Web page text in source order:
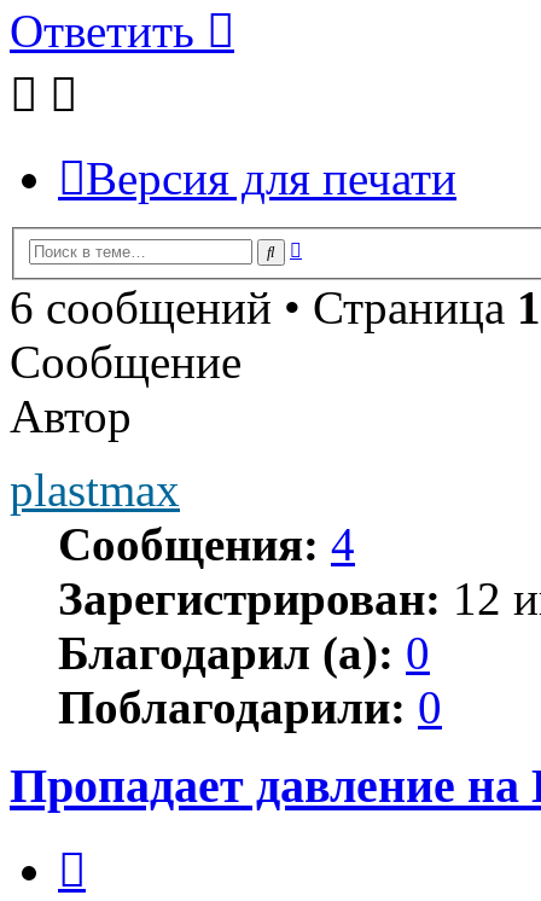
Ответить
Версия для печати
Поиск
6 сообщений • Страница 1
Сообщение
Автор
plastmax
Сообщения: 4
Зарегистрирован: 12
Благодарил (а): 0
Поблагодарили: 0
Пропадает давление на